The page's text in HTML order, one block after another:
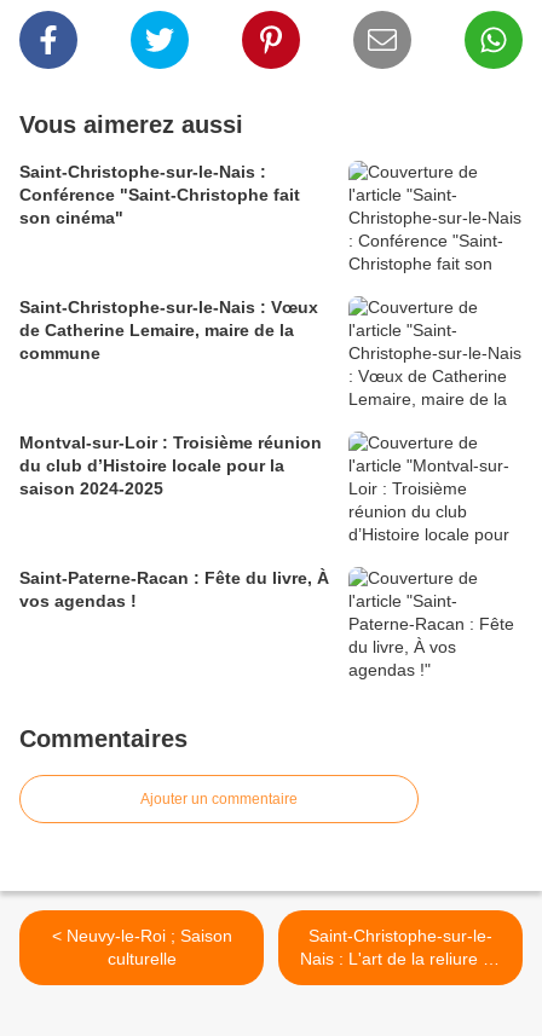
Vous aimerez aussi
Saint-Christophe-sur-le-Nais :
Conférence "Saint-Christophe fait
son cinéma"
Saint-Christophe-sur-le-Nais : Vœux
de Catherine Lemaire, maire de la
commune
Montval-sur-Loir : Troisième réunion
du club d’Histoire locale pour la
saison 2024-2025
Saint-Paterne-Racan : Fête du livre, À
vos agendas !
Commentaires
Ajouter un commentaire
< Neuvy-le-Roi ; Saison
culturelle
Saint-Christophe-sur-le-
Nais : L'art de la reliure au
programme des Journées